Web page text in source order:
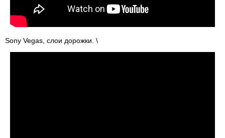
Sony Vegas, слои дорожки. \